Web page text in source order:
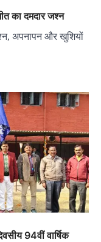
का दमदार जश्न
अपनापन और खुशियों
94वीं वार्षिक